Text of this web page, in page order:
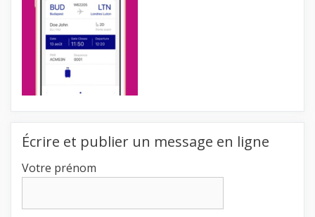
Écrire et publier un message en ligne
Votre prénom